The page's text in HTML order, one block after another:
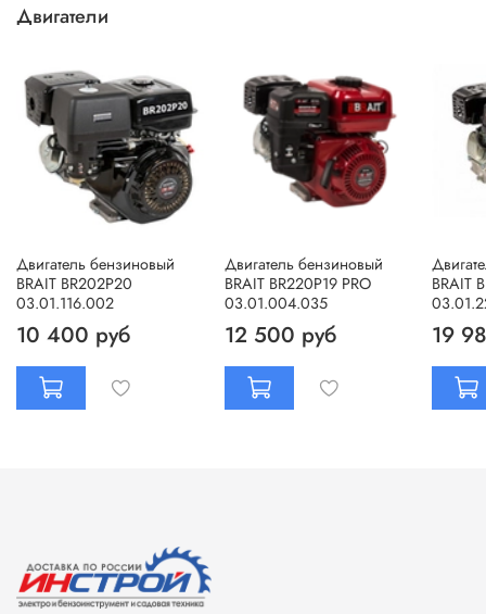
Двигатели
Двигатель бензиновый
BRAIT BR202P20
03.01.116.002
10 400 руб
Двигатель бензиновый
BRAIT BR220P19 PRO
03.01.004.035
12 500 руб
BRAIT
19